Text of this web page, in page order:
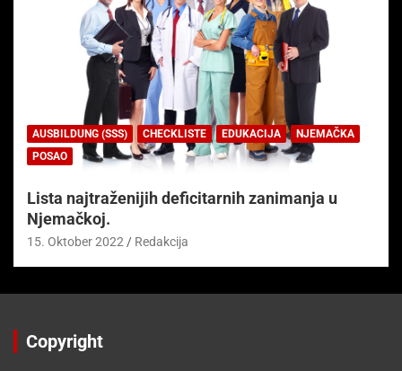
AUSBILDUNG (SSS) CHECKLISTE EDUKACIJA
NJEMAČKA
POSAO
Lista najtraženijih deficitarnih zanimanja u
Njemačkoj.
15. Oktober 2022 Redakcija
Copyright